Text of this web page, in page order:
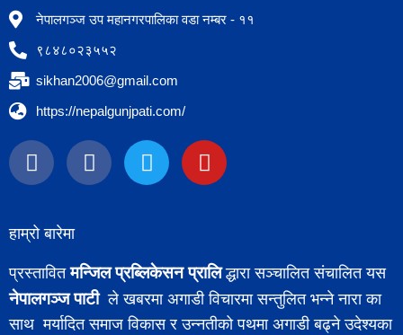
नेपालगञ्ज उप महानगरपालिका वडा नम्बर - ११
९८४८०२३५५२
sikhan2006@gmail.com
https://nepalgunjpati.com/
हाम्रो बारेमा
प्रस्तावितमन्जिल प्रब्लिकेसन प्रालिद्धारा सञ्चालित संचालित यस
नेपालगञ्ज पाटीले खबरमा अगाडी विचारमा सन्तुलित भन्ने नारा का
साथ मर्यादित समाज विकास र उन्नतीको पथमा अगाडी बढ्ने उदेश्यका